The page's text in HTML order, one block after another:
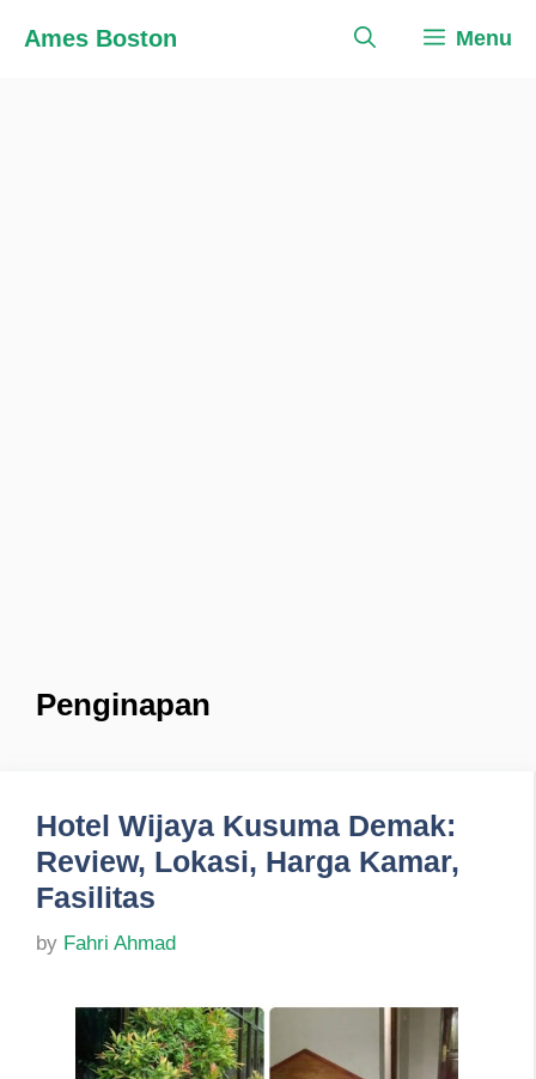
Ames Boston Menu
Penginapan
Hotel Wijaya Kusuma Demak:
Review, Lokasi, Harga Kamar,
Fasilitas
by Fahri Ahmad